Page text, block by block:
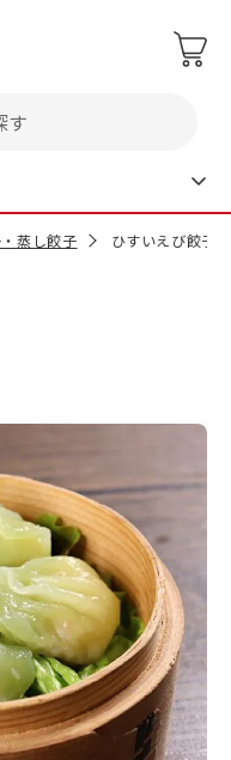
す
蒸し餃子 ひすいえび餃子